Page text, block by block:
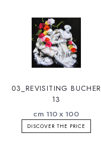
03_REVISITING BUCHER
13
cm 110 x 100
DISCOVER THE PRICE